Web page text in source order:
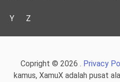
Y Z
Copright © 2026 . Privacy
kamus, XamuX adalah pusat